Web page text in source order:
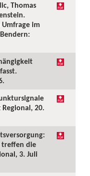
Thomas
im
20.
treffen die
3. Juli